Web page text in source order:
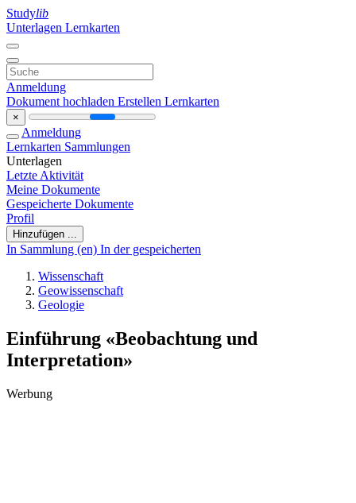
Studylib
Unterlagen Lernkarten
Anmeldung
Dokument hochladen Erstellen Lernkarten
×
Anmeldung
Lernkarten Sammlungen
Unterlagen
Letzte Aktivität
Meine Dokumente
Gespeicherte Dokumente
Profil
Hinzufügen ...
In Sammlung (en) In der gespeicherten
Wissenschaft
Geowissenschaft
Geologie
Einführung «Beobachtung und
Interpretation»
Werbung